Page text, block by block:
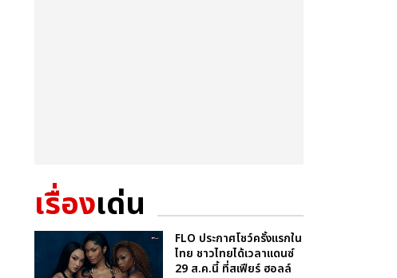
เรื่องเด่น
FLO ประกาศโชว์ครั้งแรกใน
ไทย ชาวไทยได้เวลาแดนซ์
29 ส.ค.นี้ ที่สเฟียร์ ฮอลล์